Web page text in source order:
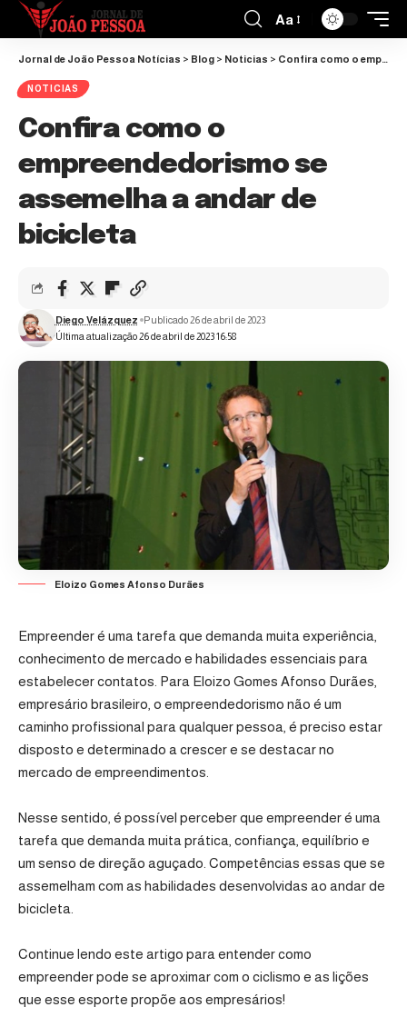
Aa
Jornal de João Pessoa Notícias > Blog > Noticias > Confira como o empreendedorismo se assemelha a andar de bicicleta
NOTICIAS
Confira como o
empreendedorismo se
assemelha a andar de
bicicleta
Última atualização 26 de abril de 2023 16:58
Diego Velázquez Publicado 26 de abril de 2023
Eloizo Gomes Afonso Durães
Empreender é uma tarefa que demanda muita experiência,
conhecimento de mercado e habilidades essenciais para
estabelecer contatos. Para Eloizo Gomes Afonso Durães,
empresário brasileiro, o empreendedorismo não é um
caminho profissional para qualquer pessoa, é preciso estar
disposto e determinado a crescer e se destacar no
mercado de empreendimentos.
Nesse sentido, é possível perceber que empreender é uma
tarefa que demanda muita prática, confiança, equilíbrio e
um senso de direção aguçado. Competências essas que se
assemelham com as habilidades desenvolvidas ao andar de
bicicleta.
Continue lendo este artigo para entender como
empreender pode se aproximar com o ciclismo e as lições
que esse esporte propõe aos empresários!